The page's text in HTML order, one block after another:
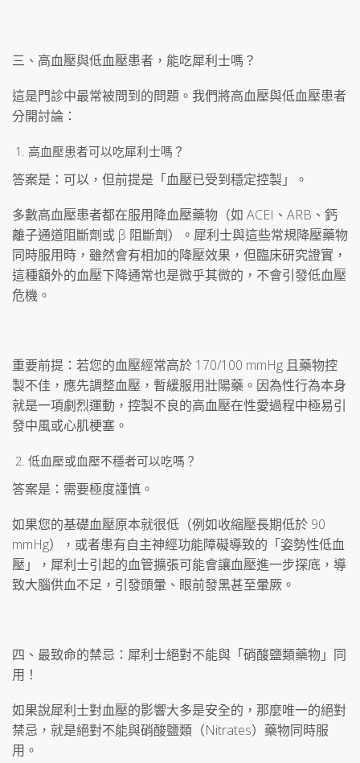
三、高血壓與低血壓患者，能吃犀利士嗎？
這是門診中最常被問到的問題。我們將高血壓與低血壓患者
分開討論：
高血壓患者可以吃犀利士嗎？
答案是：可以，但前提是「血壓已受到穩定控製」。
多數高血壓患者都在服用降血壓藥物（如 ACEI、ARB、鈣
離子通道阻斷劑或 β 阻斷劑）。犀利士與這些常規降壓藥物
同時服用時，雖然會有相加的降壓效果，但臨床研究證實，
這種額外的血壓下降通常也是微乎其微的，不會引發低血壓
危機。
重要前提：若您的血壓經常高於 170/100 mmHg 且藥物控
製不佳，應先調整血壓，暫緩服用壯陽藥。因為性行為本身
就是一項劇烈運動，控製不良的高血壓在性愛過程中極易引
發中風或心肌梗塞。
低血壓或血壓不穩者可以吃嗎？
答案是：需要極度謹慎。
如果您的基礎血壓原本就很低（例如收縮壓長期低於 90
mmHg），或者患有自主神經功能障礙導致的「姿勢性低血
壓」，犀利士引起的血管擴張可能會讓血壓進一步探底，導
致大腦供血不足，引發頭暈、眼前發黑甚至暈厥。
四、最致命的禁忌：犀利士絕對不能與「硝酸鹽類藥物」同
用！
如果說犀利士對血壓的影響大多是安全的，那麼唯一的絕對
禁忌，就是絕對不能與硝酸鹽類（Nitrates）藥物同時服
用。